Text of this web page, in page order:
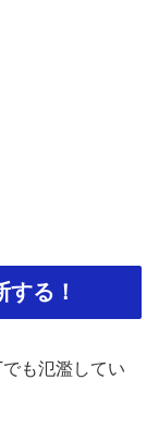
る！
も氾濫してい